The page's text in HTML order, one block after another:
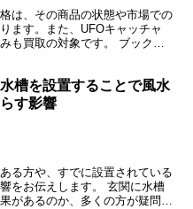
は、その商品の状態や市場での
ます。また、UFOキャッチャ
も買取の対象です。 ブックオ
槽を設置することで風水
す影響
る方や、すでに設置されている
をお伝えします。 玄関に水槽
があるのか、多くの方が疑問に